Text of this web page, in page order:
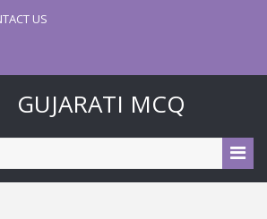
US
GUJARATI MCQ